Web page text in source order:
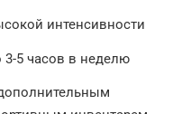
интенсивности
3-5 часов в неделю